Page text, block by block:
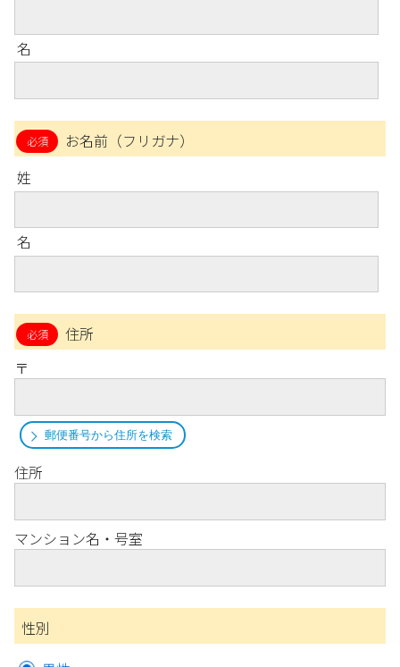
名
お名前（フリガナ）
姓
名
住所
〒
郵便番号から住所を検索
住所
マンション名・号室
性別